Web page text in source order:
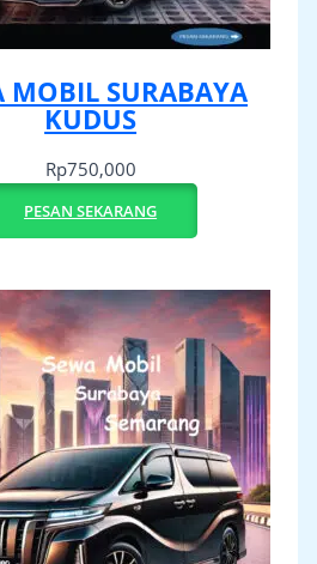
MOBIL SURABAYA
KUDUS
Rp750,000
PESAN SEKARANG